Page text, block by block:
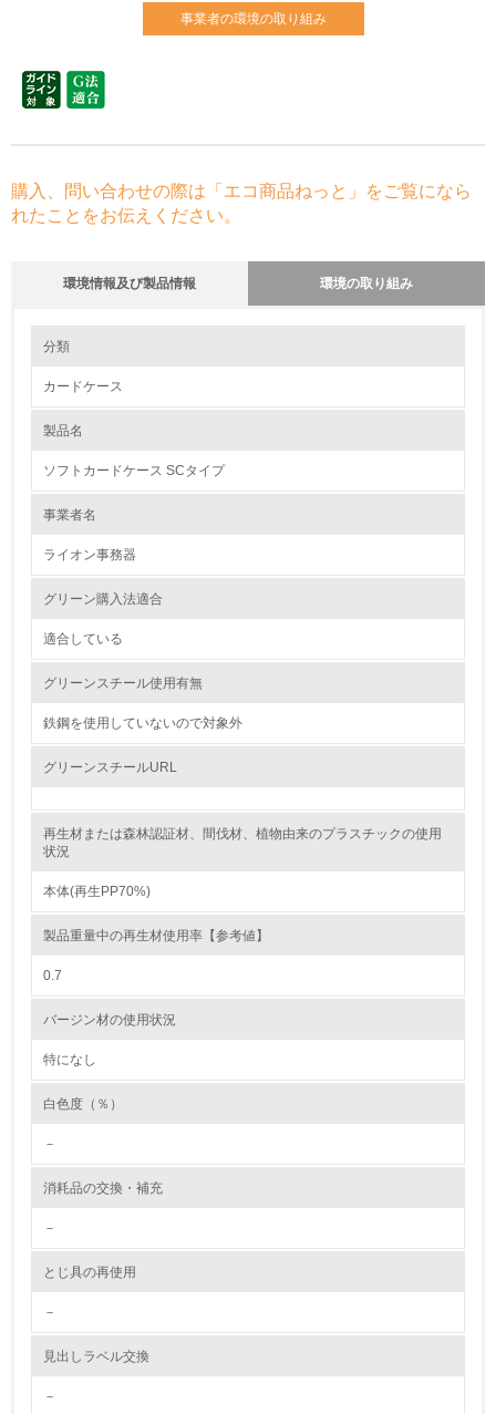
事業者の環境の取り組み
購入、問い合わせの際は「エコ商品ねっと」をご覧になら
れたことをお伝えください。
環境情報及び製品情報 環境の取り組み
1.環境取り組み体制
レベル2
環境取り組み体制と成果を定期的に検証して次の活動に活
境対策を理解し、実践している
環境活動に関する規格やプログラムを導入している
4
第三者認証を取得している
分類
カードケース
製品名
ソフトカードケース SCタイプ
事業者名
ライオン事務器
グリーン購入法適合
適合している
グリーンスチール使用有無
鉄鋼を使用していないので対象外
グリーンスチールURL
再生材または森林認証材、間伐材、植物由来のプラスチックの使用
状況
本体(再生PP70%)
製品重量中の再生材使用率【参考値】
0.7
バージン材の使用状況
特になし
白色度（％）
－
消耗品の交換・補充
－
とじ具の再使用
－
見出しラベル交換
－